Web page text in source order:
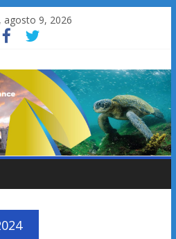
agosto 9, 2026